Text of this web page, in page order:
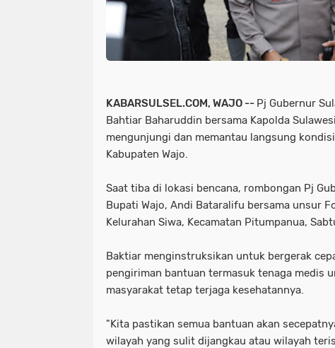
KABARSULSEL.COM, WAJO -- Pj Gubernur
Bahtiar Baharuddin bersama Kapolda
mengunjungi dan memantau langsung
Kabupaten Wajo.
Saat tiba di lokasi bencana, rombongan Pj
Bupati Wajo, Andi Bataralifu bersama unsur
Kelurahan Siwa, Kecamatan Pitumpanua,
Baktiar menginstruksikan untuk bergerak
pengiriman bantuan termasuk tenaga medis
masyarakat tetap terjaga kesehatannya.
"Kita pastikan semua bantuan akan
wilayah yang sulit dijangkau atau wilayah